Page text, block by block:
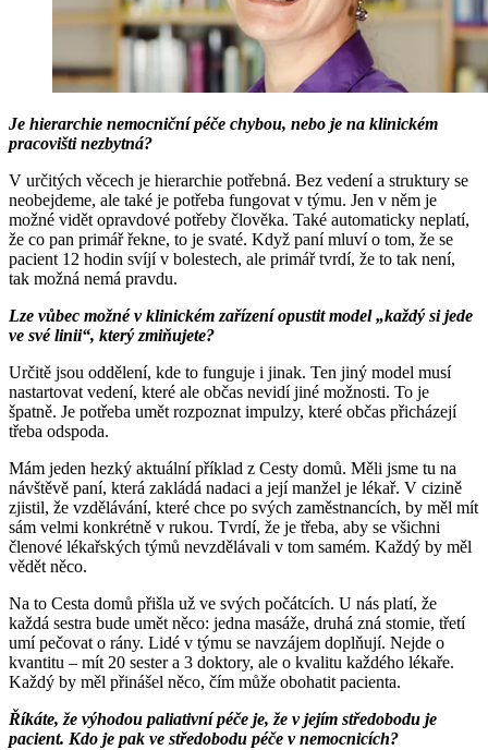
Je hierarchie nemocniční péče chybou, nebo je na klinickém
pracovišti nezbytná?
V určitých věcech je hierarchie potřebná. Bez vedení a struktury se
neobejdeme, ale také je potřeba fungovat v týmu. Jen v něm je
možné vidět opravdové potřeby člověka. Také automaticky neplatí,
že co pan primář řekne, to je svaté. Když paní mluví o tom, že se
pacient 12 hodin svíjí v bolestech, ale primář tvrdí, že to tak není,
tak možná nemá pravdu.
Lze vůbec možné v klinickém zařízení opustit model „každý si jede
ve své linii“, který zmiňujete?
Určitě jsou oddělení, kde to funguje i jinak. Ten jiný model musí
nastartovat vedení, které ale občas nevidí jiné možnosti. To je
špatně. Je potřeba umět rozpoznat impulzy, které občas přicházejí
třeba odspoda.
Mám jeden hezký aktuální příklad z Cesty domů. Měli jsme tu na
návštěvě paní, která zakládá nadaci a její manžel je lékař. V cizině
zjistil, že vzdělávání, které chce po svých zaměstnancích, by měl mít
sám velmi konkrétně v rukou. Tvrdí, že je třeba, aby se všichni
členové lékařských týmů nevzdělávali v tom samém. Každý by měl
vědět něco.
Na to Cesta domů přišla už ve svých počátcích. U nás platí, že
každá sestra bude umět něco: jedna masáže, druhá zná stomie, třetí
umí pečovat o rány. Lidé v týmu se navzájem doplňují. Nejde o
kvantitu – mít 20 sester a 3 doktory, ale o kvalitu každého lékaře.
Každý by měl přinášel něco, čím může obohatit pacienta.
Říkáte, že výhodou paliativní péče je, že v jejím středobodu je
pacient. Kdo je pak ve středobodu péče v nemocnicích?